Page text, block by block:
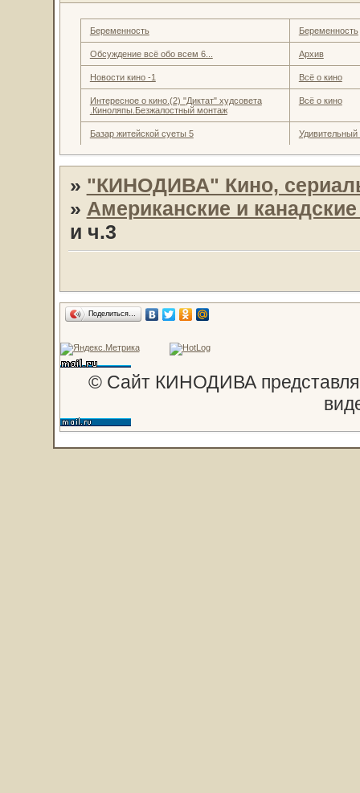
Беременность Беременность
Обсуждение всё обо всем 6... Архив
Новости кино -1 Всё о кино
Интересное о кино.(2) "Диктат" худсовета
.Киноляпы.Безжалостный монтаж
Всё о кино
Базар житейской суеты 5
» "КИНОДИВА" Кино,
» Американские и
и ч.3
Поделиться…
© Сайт КИНОДИВА